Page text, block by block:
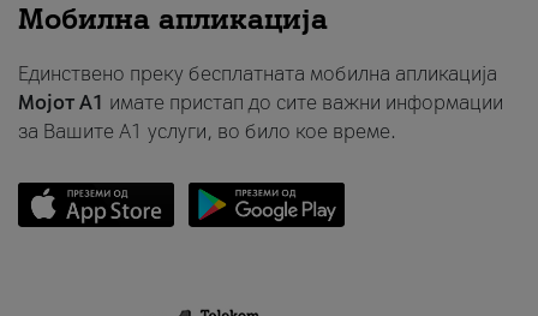
Мобилна апликација
Единствено преку бесплатната мобилна апликација
Мојот A1 имате пристап до сите важни информации
за Вашите A1 услуги, во било кое време.